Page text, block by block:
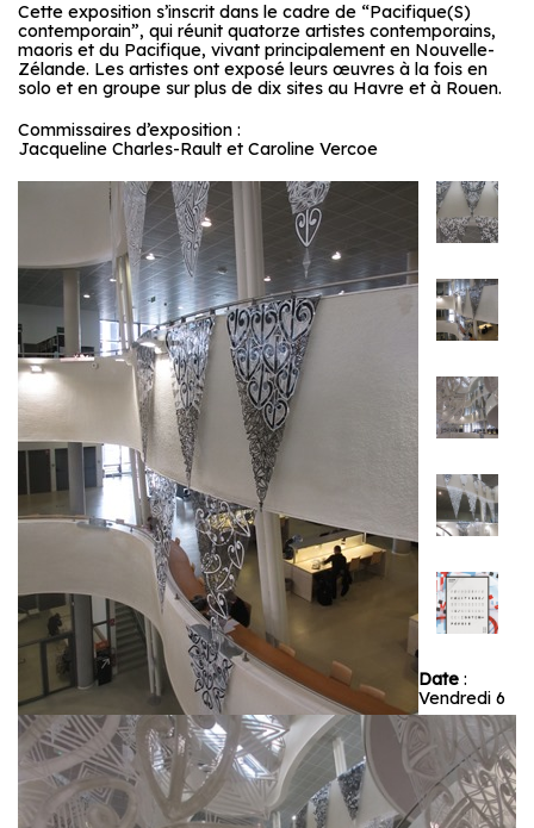
Cette exposition s’inscrit dans le cadre de “Pacifique(S)
contemporain”, qui réunit quatorze artistes contemporains,
maoris et du Pacifique, vivant principalement en Nouvelle-
Zélande. Les artistes ont exposé leurs œuvres à la fois en
solo et en groupe sur plus de dix sites au Havre et à Rouen.
Commissaires d’exposition :
Jacqueline Charles-Rault et Caroline Vercoe
Date :
Vendredi 6